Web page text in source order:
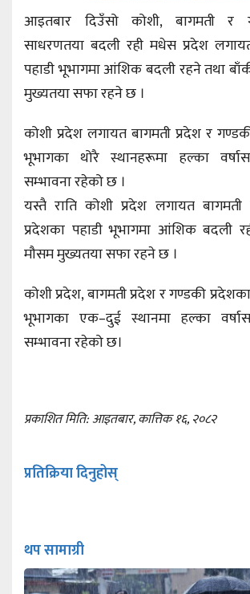
आइतबार दिउँसो कोशी, बागमती र
साधरणतया बदली रही मधेस प्रदेश
पहाडी भूभागमा आंशिक बदली रहने तथा
मुख्यतया सफा रहने छ ।
कोशी प्रदेश लगायत बागमती प्रदेश र
भूभागका थोरै स्थानहरूमा हल्का
सम्भावना रहेको छ ।
यस्तै राति कोशी प्रदेश लगायत
प्रदेशका पहाडी भूभागमा आंशिक बदली
मौसम मुख्यतया सफा रहने छ ।
कोशी प्रदेश, बागमती प्रदेश र गण्डकी
भूभागका एक–दुई स्थानमा हल्का
सम्भावना रहेको छ।
प्रकाशित मिति: आइतबार, कात्तिक १६, २०८२
प्रतिक्रिया दिनुहोस्
थप सामाग्री